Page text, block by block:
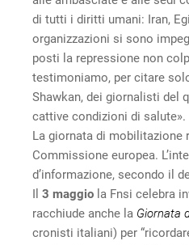
di tutti i diritti umani: Iran,
organizzazioni si sono
posti la repressione non
testimoniamo, per citare
Shawkan, dei giornalisti del
cattive condizioni di salute».
La giornata di mobilitazione
Commissione europea.
d’informazione, secondo il
Il 3 maggio la Fnsi celebra
racchiude anche la Giornata
cronisti italiani) per